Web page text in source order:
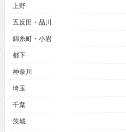
上野
五反田・品川
錦糸町・小岩
都下
神奈川
埼玉
千葉
茨城